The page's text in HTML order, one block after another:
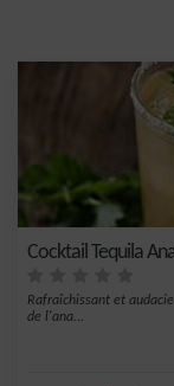
Cocktail Tequila
Rafraîchissant et
de l'ana...